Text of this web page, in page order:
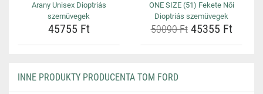
Arany Unisex Dioptriás
szemüvegek
45755 Ft
ONE SIZE (51) Fekete Női
Dioptriás szemüvegek
50090 Ft45355 Ft
INNE PRODUKTY PRODUCENTA TOM FORD